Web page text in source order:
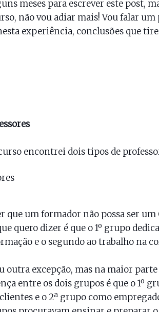
meses para escrever este post,
não vou adiar mais! Vou falar um
experiência, conclusões que
encontrei dois tipos de
que um formador não possa ser um
quero dizer é que o 1º grupo
e o segundo ao trabalho na
outra excepção, mas na maior parte
entre os dois grupos é que o 1º
e o 2ª grupo como